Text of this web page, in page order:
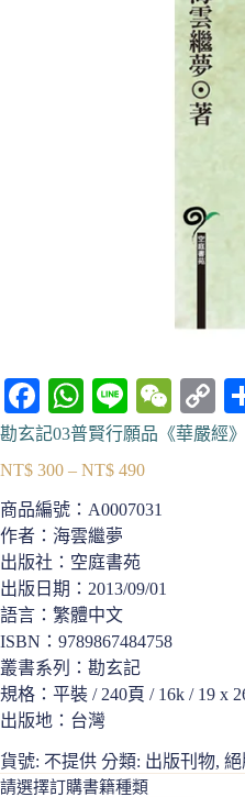
Fa
ce
bo
ok
W
ha
ts
A
pp
Li
ne
W
e
C
勘玄記03普賢行願品《華嚴經
NT$ 300 – NT$ 490價
格
到
商品編號： A0007031
作者：海雲繼夢
出版社：空庭書苑
出版日期：2013/09/01
語言：繁體中文
ISBN：9789867484758
叢書系列：勘玄記
規格：平裝 / 240頁 / 16k / 19 x
出版地：台灣
貨號: 不提供 分類: 出版刊物, 絕
請選擇訂購書籍種類